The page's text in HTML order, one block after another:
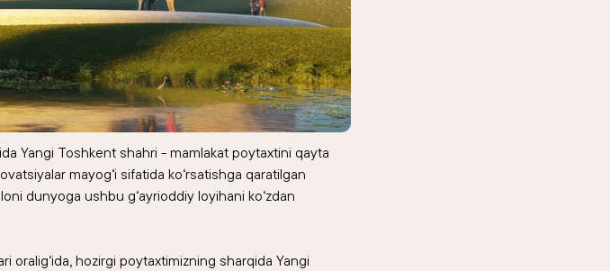
Yangi Toshkent shahri - mamlakat poytaxtini qayta
mayog‘i sifatida ko‘rsatishga qaratilgan
dunyoga ushbu g‘ayrioddiy loyihani ko‘zdan
hozirgi poytaxtimizning sharqida Yangi